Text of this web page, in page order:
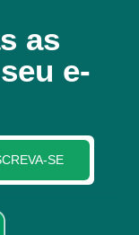
as
e-
SE